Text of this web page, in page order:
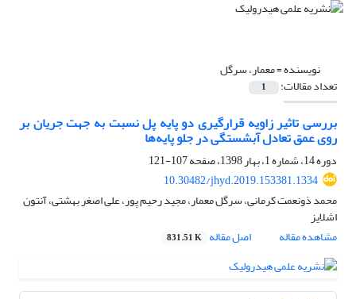
نویسنده =معمار، سرگل
تعداد مقالات: 1
بررسی تاثیر زاویه قرارگیری دو پایه پل نسبت به جهت جریان بر
روی عمق تعادل آبشستگی در جلو پایه‌ها
دوره 14، شماره 1، بهار 1398، صفحه
107-121
10.30482/jhyd.2019.153381.1334
محمد ذونعمت کرمانی، سرگل معمار، مجید رحیم پور، علی اصغر بهشتی، آنتون
اشلایز
مشاهده مقاله
اصل مقاله 831.51 K